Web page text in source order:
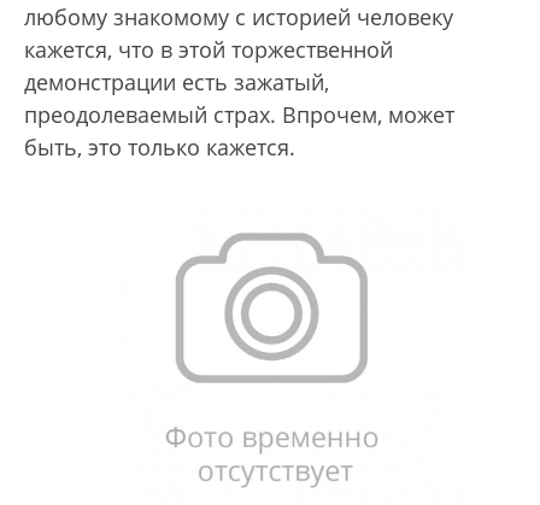
любому знакомому с историей человеку
кажется, что в этой торжественной
демонстрации есть зажатый,
преодолеваемый страх. Впрочем, может
быть, это только кажется.